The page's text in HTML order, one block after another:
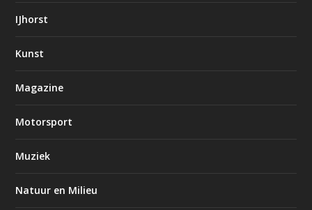
IJhorst
Kunst
Magazine
Motorsport
Muziek
Natuur en Milieu